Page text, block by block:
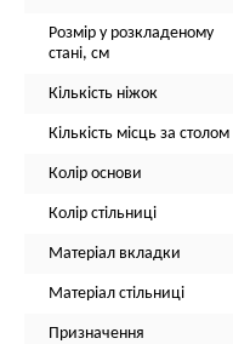
Розмір у розкладеному
стані, см
Кількість ніжок
Кількість місць за столом
Колір основи
Колір стільниці
Матеріал вкладки
Матеріал стільниці
Призначення